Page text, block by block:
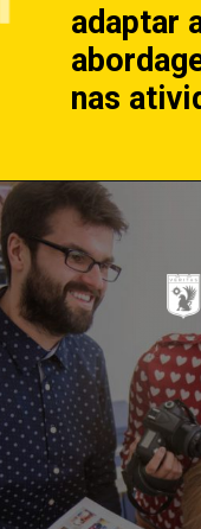
adaptar
nas